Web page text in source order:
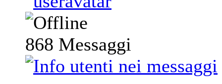
868 Messaggi